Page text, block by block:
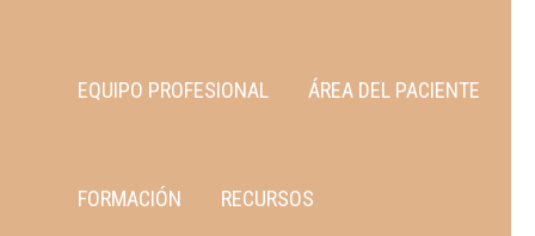
EQUIPO PROFESIONAL ÁREA DEL PACIENTE
FORMACIÓN RECURSOS